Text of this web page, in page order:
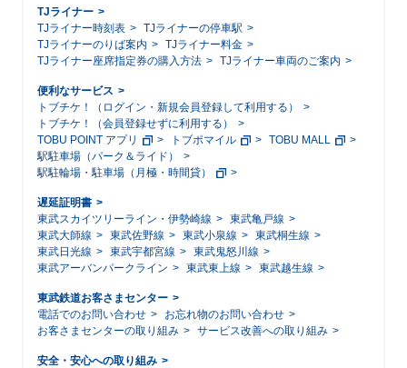
TJライナー
TJライナー時刻表
TJライナーの停車駅
TJライナーのりば案内
TJライナー料金
TJライナー座席指定券の購入方法
TJライナー車両のご案内
便利なサービス
トブチケ！（ログイン・新規会員登録して利用する）
トブチケ！（会員登録せずに利用する）
TOBU POINT アプリ
トブポマイル
TOBU MALL
駅駐車場（パーク＆ライド）
駅駐輪場・駐車場（月極・時間貸）
遅延証明書
東武スカイツリーライン・伊勢崎線
東武亀戸線
東武大師線
東武佐野線 東武小泉線
東武桐生線
東武日光線
東武宇都宮線
東武鬼怒川線
東武アーバンパークライン
東武東上線 東武越生線
東武鉄道お客さまセンター
電話でのお問い合わせ
お忘れ物のお問い合わせ
お客さまセンターの取り組み
サービス改善への取り組み
安全・安心への取り組み